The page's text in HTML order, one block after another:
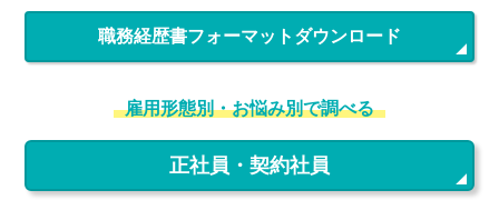
職務経歴書フォーマットダウンロード
雇用形態別・お悩み別で調べる
正社員・契約社員